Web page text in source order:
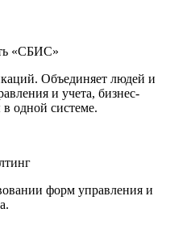
«СБИС»
Объединяет людей и
и учета, бизнес-
одной системе.
форм управления и